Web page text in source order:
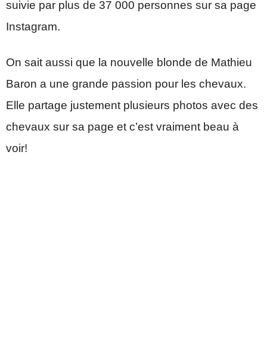
suivie par plus de 37 000 personnes sur sa page
Instagram.
On sait aussi que la nouvelle blonde de Mathieu
Baron a une grande passion pour les chevaux.
Elle partage justement plusieurs photos avec des
chevaux sur sa page et c’est vraiment beau à
voir!